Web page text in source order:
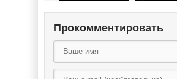
Законник
Российской
Империи-4 /
Князь
Прокомментировать